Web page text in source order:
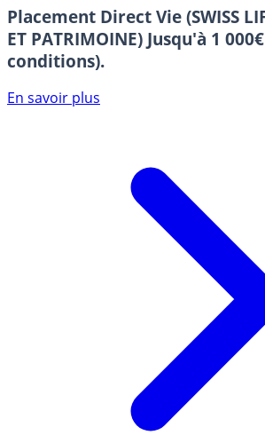
Placement Direct Vie (SWISS
ET PATRIMOINE) Jusqu'à 1
conditions).
En savoir plus